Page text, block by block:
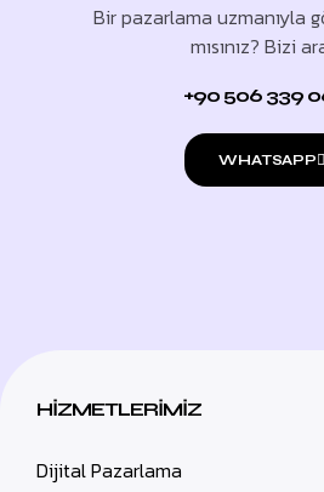
Bir pazarlama uzmanıyla
mısınız? Bizi
+90 506 339
WHATSAPP
HİZMETLERİMİZ
Dijital Pazarlama